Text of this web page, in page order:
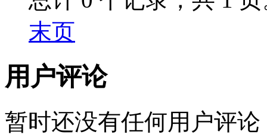
末页
用户评论
暂时还没有任何用户评论